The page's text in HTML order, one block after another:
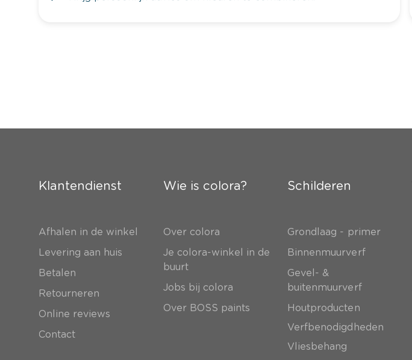
Klantendienst
Afhalen in de winkel
Levering aan huis
Betalen
Retourneren
Online reviews
Contact
Wie is colora?
Over colora
Je colora-winkel in de
buurt
Jobs bij colora
Over BOSS paints
Schilderen
Grondlaag - primer
Binnenmuurverf
Gevel- &
buitenmuurverf
Houtproducten
Verfbenodigdheden
Vliesbehang